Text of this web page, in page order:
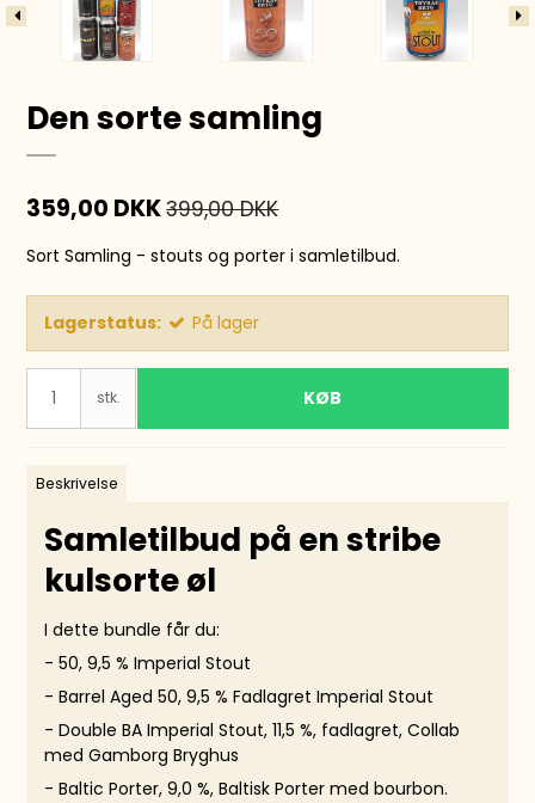
Den sorte samling
359,00 DKK399,00 DKK
Sort Samling - stouts og porter i samletilbud.
Lagerstatus: På lager
stk. KØB
Beskrivelse
Samletilbud på en stribe
kulsorte øl
I dette bundle får du:
-50, 9,5 % Imperial Stout
-Barrel Aged 50, 9,5 % Fadlagret Imperial Stout
-Double BA Imperial Stout, 11,5 %, fadlagret, Collab
med Gamborg Bryghus
-Baltic Porter, 9,0 %, Baltisk Porter med bourbon.